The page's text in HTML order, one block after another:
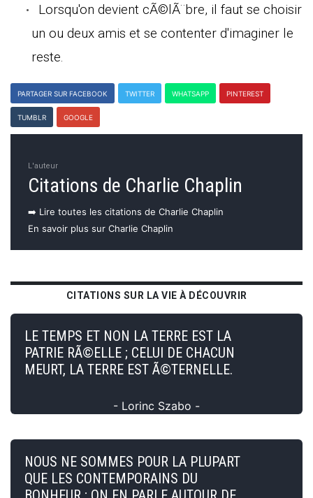
Lorsqu'on devient cÃ©lÃ¨bre, il faut se choisir
un ou deux amis et se contenter d'imaginer le
reste.
PARTAGER SUR FACEBOOK TWITTER WHATSAPP PINTEREST
TUMBLR GOOGLE
L'auteur
Citations de Charlie Chaplin
➡️ Lire toutes les citations de Charlie Chaplin
En savoir plus sur Charlie Chaplin
CITATIONS SUR LA VIE À DÉCOUVRIR
LE TEMPS ET NON LA TERRE EST LA
PATRIE RÃ©ELLE ; CELUI DE CHACUN
MEURT, LA TERRE EST Ã©TERNELLE.
- Lorinc Szabo -
NOUS NE SOMMES POUR LA PLUPART
QUE LES CONTEMPORAINS DU